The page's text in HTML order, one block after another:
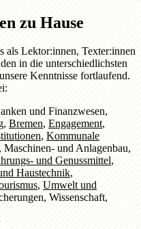
zu Hause
als Lektor:innen, Texter:innen
in die unterschiedlichsten
Kenntnisse fortlaufend.
und Finanzwesen,
,Bremen,Engagement,
,Kommunale
Maschinen- und Anlagenbau,
und Genussmittel,
Haustechnik,
,Umwelt und
,Wissenschaft,